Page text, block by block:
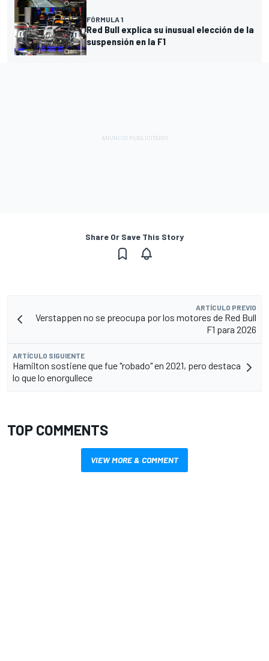
FÓRMULA 1
Red Bull explica su inusual elección de la
suspensión en la F1
Share Or Save This Story
ARTÍCULO PREVIO
Verstappen no se preocupa por los motores de Red Bull
F1 para 2026
ARTÍCULO SIGUIENTE
Hamilton sostiene que fue "robado" en 2021, pero destaca
lo que lo enorgullece
TOP COMMENTS
VIEW MORE & COMMENT